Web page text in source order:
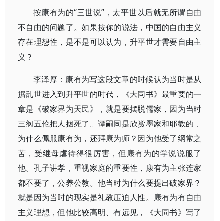
按康有为的“三世说”，太平世以后就无所谓自由
不自由的问题了。如果按你的说法，中国的自由主义
存在理想性，是不是可以认为，升平世才需要自由主
义？
李泽厚：康有为写这段文章的时候认为当时是从
据乱世进入到升平世的时代，《大同书》最重要的一
章是《破家界为天民》，就是要摆脱儒家，因为当时
三纲五伦把人捆死了。谭嗣同是欣赏墨家和耶教的，
为什么佩服康有为，还拜康为师？因为他受了纲常之
苦，受继母虐待得很厉害，但康有为的学说说服了
他。孔子讲孝，重视家庭的重要性，康有为主张连家
都不要了，公养公教。他当时为什么要提出破家界？
就是因为当时的现实是礼教压迫人性。康有为有自由
主义理想，但他比较高明、有远见，《大同书》写了